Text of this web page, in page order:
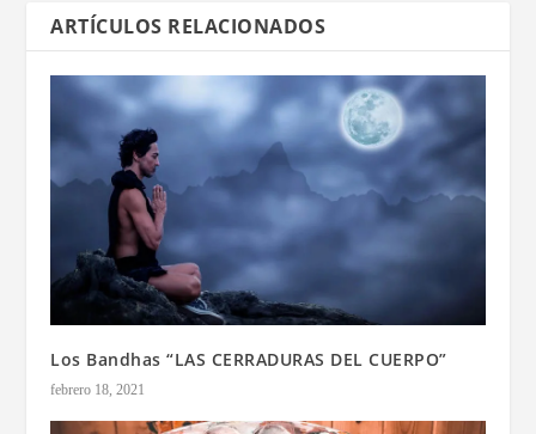
ARTÍCULOS RELACIONADOS
Los Bandhas “LAS CERRADURAS DEL CUERPO”
febrero 18, 2021